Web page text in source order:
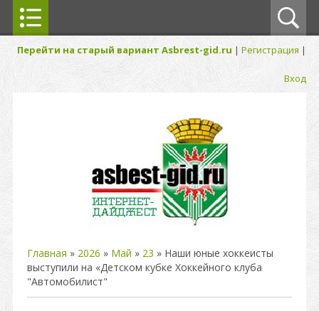
Перейти на старый вариант Asbrest-gid.ru | Регистрация |
Вход
Главная » 2026 » Май » 23 » Наши юные хоккеисты
выступили на «Детском кубке Хоккейного клуба
"Автомобилист"